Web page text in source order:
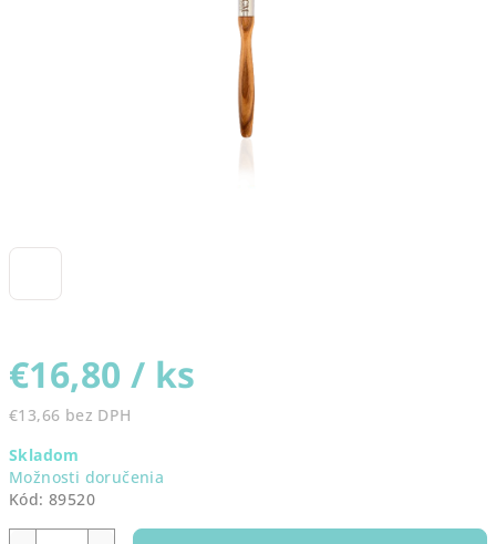
€16,80 / ks
€13,66 bez DPH
cena:
Skladom
Možnosti doručenia
Kód: 89520